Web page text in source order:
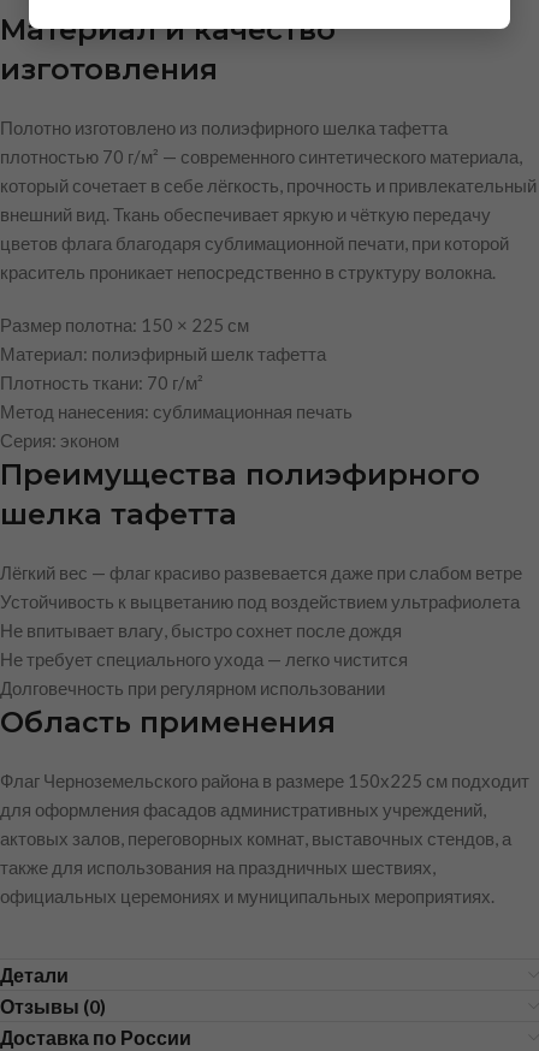
Материал и качество
изготовления
Полотно изготовлено из полиэфирного шелка тафетта
плотностью 70 г/м² — современного синтетического материала,
который сочетает в себе лёгкость, прочность и привлекательный
внешний вид. Ткань обеспечивает яркую и чёткую передачу
цветов флага благодаря сублимационной печати, при которой
краситель проникает непосредственно в структуру волокна.
Размер полотна: 150 × 225 см
Материал: полиэфирный шелк тафетта
Плотность ткани: 70 г/м²
Метод нанесения: сублимационная печать
Серия: эконом
Преимущества полиэфирного
шелка тафетта
Лёгкий вес — флаг красиво развевается даже при слабом ветре
Устойчивость к выцветанию под воздействием ультрафиолета
Не впитывает влагу, быстро сохнет после дождя
Не требует специального ухода — легко чистится
Долговечность при регулярном использовании
Область применения
Флаг Черноземельского района в размере 150х225 см подходит
для оформления фасадов административных учреждений,
актовых залов, переговорных комнат, выставочных стендов, а
также для использования на праздничных шествиях,
официальных церемониях и муниципальных мероприятиях.
Детали
Отзывы (0)
Доставка по России